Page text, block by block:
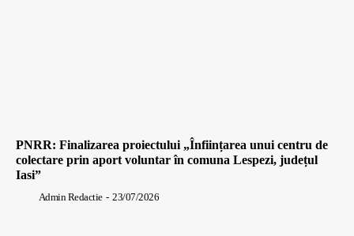
PNRR: Finalizarea proiectului „Înființarea unui centru de
colectare prin aport voluntar în comuna Lespezi, județul
Iasi”
Admin Redactie - 23/07/2026